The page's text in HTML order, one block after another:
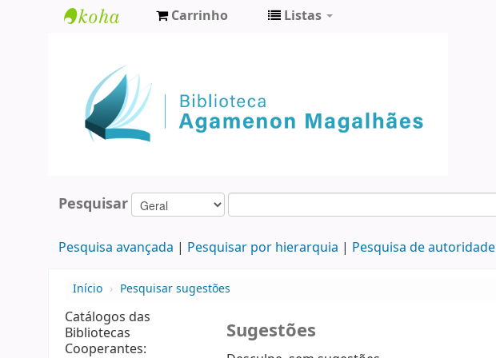
Agamenon
Magalhães
Carrinho Listas
Pesquisar
Pesquisa avançada Pesquisar por hierarquia Pesquisa de autoridade
Início › Pesquisar sugestões
Catálogos das
Bibliotecas
Cooperantes:
Sugestões